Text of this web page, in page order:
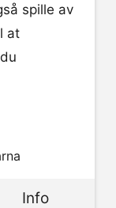
spille av
at
Info